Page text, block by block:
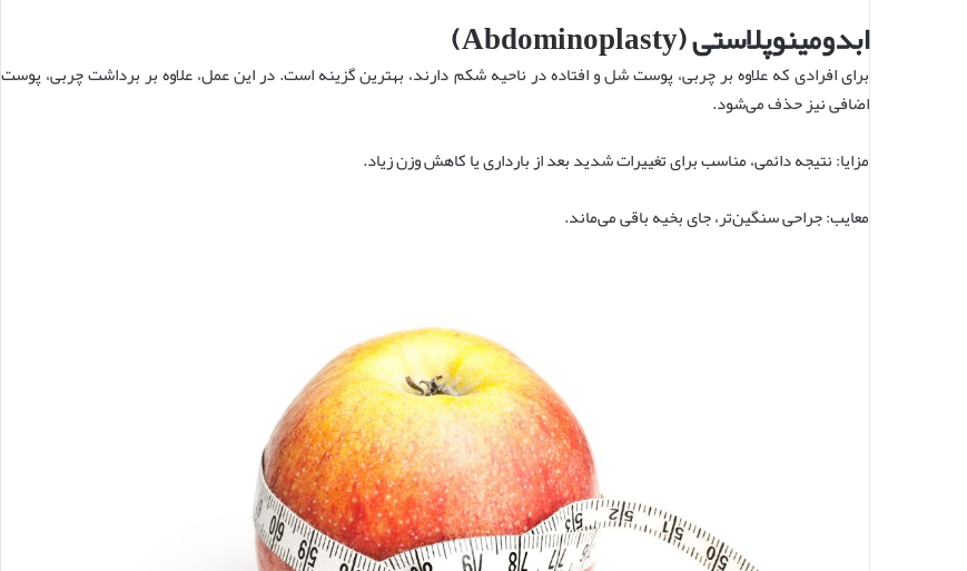
ابدومینوپلاستی (Abdominoplasty)
برای افرادی که علاوه بر چربی، پوست شل و افتاده در ناحیه شکم دارند، بهترین گزینه است. در این عمل، علاوه بر برداشت چربی، پوست
اضافی نیز حذف می‌شود.
مزایا: نتیجه دائمی، مناسب برای تغییرات شدید بعد از بارداری یا کاهش وزن زیاد.
معایب: جراحی سنگین‌تر، جای بخیه باقی می‌ماند.